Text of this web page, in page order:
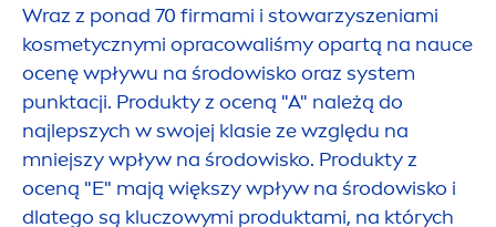
WPŁYW NA
Wraz z ponad 70 firmami i stowarzyszeniami
kosmetycznymi opracowaliśmy opartą na nauce
ocenę wpływu na środowisko oraz system
punktacji. Produkty z oceną "A" należą do
najlepszych w swojej klasie ze względu na
mniejszy wpływ na środowisko. Produkty z
oceną "E" mają większy wpływ na środowisko i
dlatego są kluczowymi produktami, na których